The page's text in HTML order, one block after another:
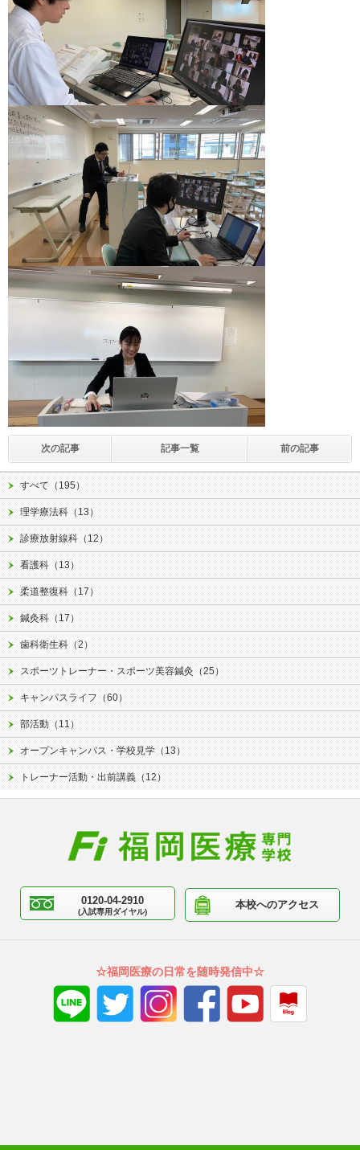
次の記事 記事一覧 前の記事
すべて（195）
理学療法科（13）
診療放射線科（12）
看護科（13）
柔道整復科（17）
鍼灸科（17）
歯科衛生科（2）
スポーツトレーナー・スポーツ美容鍼灸（25）
キャンパスライフ（60）
部活動（11）
オープンキャンパス・学校見学（13）
トレーナー活動・出前講義（12）
0120-04-2910
(入試専用ダイヤル)
本校へのアクセス
☆福岡医療の日常を随時発信中☆